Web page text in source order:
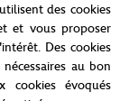
de la
de Roland-
à l'allure chic.
des cookies
et vous proposer
Des cookies
au bon
cookies évoqués